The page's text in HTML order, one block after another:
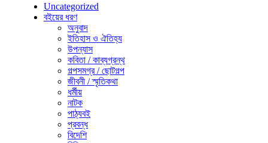
Uncategorized
বইয়ের ধরণ
অনুবাদ
ইতিহাস ও ঐতিহ্য
উপন্যাস
কবিতা / কাব্যগ্রন্থ
গল্পসমগ্র / ছোটগল্প
জীবনী / স্মৃতিকথা
ধর্মীয়
নাটক
পাঠ্যবই
প্রবন্ধ
বিদেশি